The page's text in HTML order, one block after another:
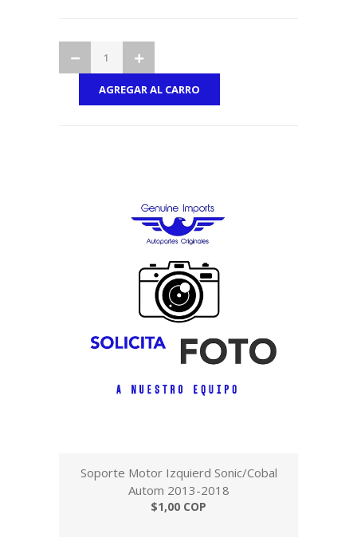
Soporte Motor Izquierd Sonic/Cobal
Autom 2013-2018
$1,00 COP